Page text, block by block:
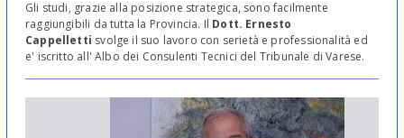
Gli studi, grazie alla posizione strategica, sono facilmente
raggiungibili da tutta la Provincia. Il Dott. Ernesto
Cappelletti svolge il suo lavoro con serietà e professionalità ed
e' iscritto all' Albo dei Consulenti Tecnici del Tribunale di Varese.